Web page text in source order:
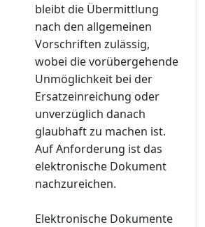
bleibt die Übermittlung
nach den allgemeinen
Vorschriften zulässig,
wobei die vorübergehende
Unmöglichkeit bei der
Ersatzeinreichung oder
unverzüglich danach
glaubhaft zu machen ist.
Auf Anforderung ist das
elektronische Dokument
nachzureichen.
Elektronische Dokumente